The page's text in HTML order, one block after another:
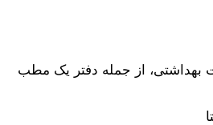
بهداشتی، از جمله دفتر یک مطب